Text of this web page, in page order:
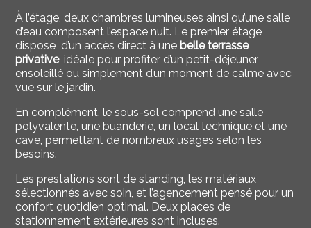
À l’étage, deux chambres lumineuses ainsi qu’une salle
d’eau composent l’espace nuit. Le premier étage
dispose d’un accès direct à une belle terrasse
privative, idéale pour profiter d’un petit-déjeuner
ensoleillé ou simplement d’un moment de calme avec
vue sur le jardin.
En complément, le sous-sol comprend une salle
polyvalente, une buanderie, un local technique et une
cave, permettant de nombreux usages selon les
besoins.
Les prestations sont de standing, les matériaux
sélectionnés avec soin, et l’agencement pensé pour un
confort quotidien optimal. Deux places de
stationnement extérieures sont incluses.